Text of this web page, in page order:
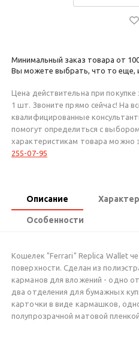
Минимальный заказ товара от
Вы можете выбрать, что то еще,
Цена действительна при
1 шт. Звоните прямо сейчас! На
квалифицированные
помогут определиться с
характеристикам товара можно
255-07-95
Описание
Особенности
Кошелек "Ferrari" Replica Wallet
поверхности. Сделан из
карманов для вложений - одно
два отделения для бумажных
карточки в виде кармашков,
полупрозрачной матовой